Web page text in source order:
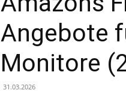
Angebote
Monitore
31.03.2026